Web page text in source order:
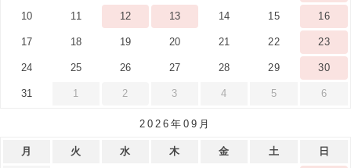
10 11 12 13 14 15 16
17 18 19 20 21 22 23
24 25 26 27 28 29 30
31 1 2 3 4 5 6
2026年09月
月 火 水 木 金 土 日